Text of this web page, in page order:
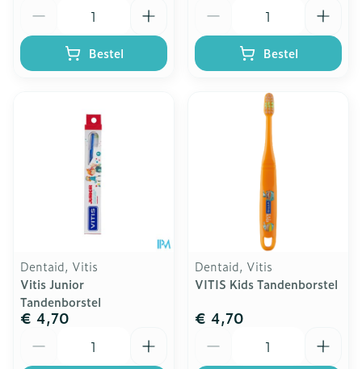
Bestel Bestel
Dentaid, Vitis
Vitis Junior
Tandenborstel
€ 4,70
Dentaid, Vitis
VITIS Kids Tandenborstel
€ 4,70